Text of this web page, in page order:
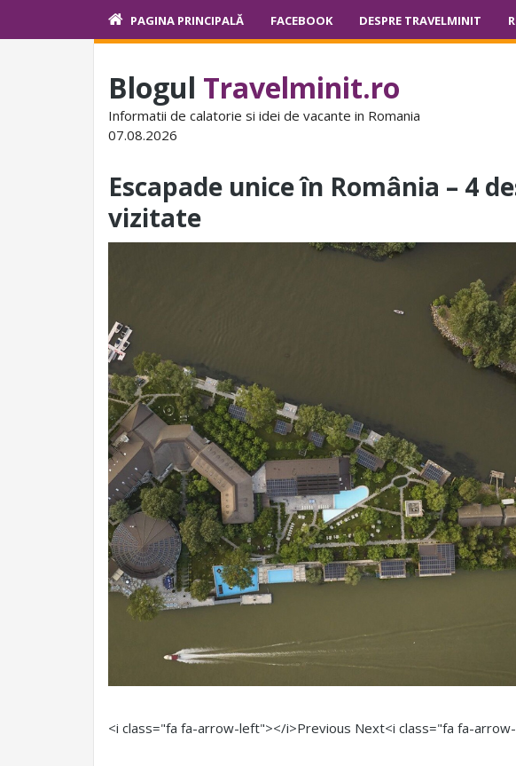
PAGINA PRINCIPALĂ FACEBOOK DESPRE TRAVELMINIT
Blogul Travelminit.ro
Informatii de calatorie si idei de vacante in Romania
07.08.2026
Escapade unice în România – 4
vizitate
<i class="fa fa-arrow-left"></i>Previous Next<i class="fa fa-